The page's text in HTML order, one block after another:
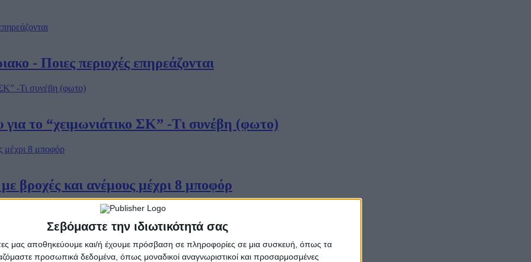
Σεβόμαστε την ιδιωτικότητά σας
μας αποθηκεύουμε και/ή έχουμε πρόσβαση σε πληροφορίες σε μια συσκευή, όπως τα
προσωπικά δεδομένα, όπως μοναδικοί αναγνωριστικοί και προσαρμοσμένες
- Ποιες περιοχές επηρεάζονται
το “χειμωνιάτικο ΣΚ” -Τι συνέβη (φωτο)
βροχές και ανέμους μέχρι 8 μποφόρ
το μηδέν το πρωί της Τετάρτης